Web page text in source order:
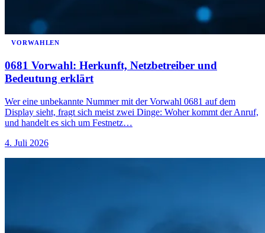
VORWAHLEN
0681 Vorwahl: Herkunft, Netzbetreiber und
Bedeutung erklärt
Wer eine unbekannte Nummer mit der Vorwahl 0681 auf dem
Display sieht, fragt sich meist zwei Dinge: Woher kommt der Anruf,
und handelt es sich um Festnetz…
4. Juli 2026